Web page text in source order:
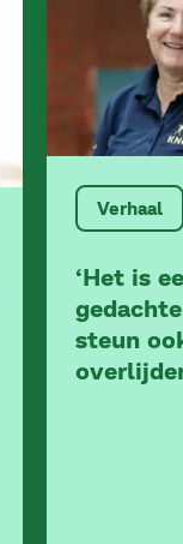
Verhaal
‘Het is
steun